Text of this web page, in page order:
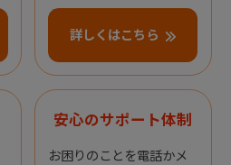
詳しくはこちら
安心のサポート体制
お困りのことを電話かメ